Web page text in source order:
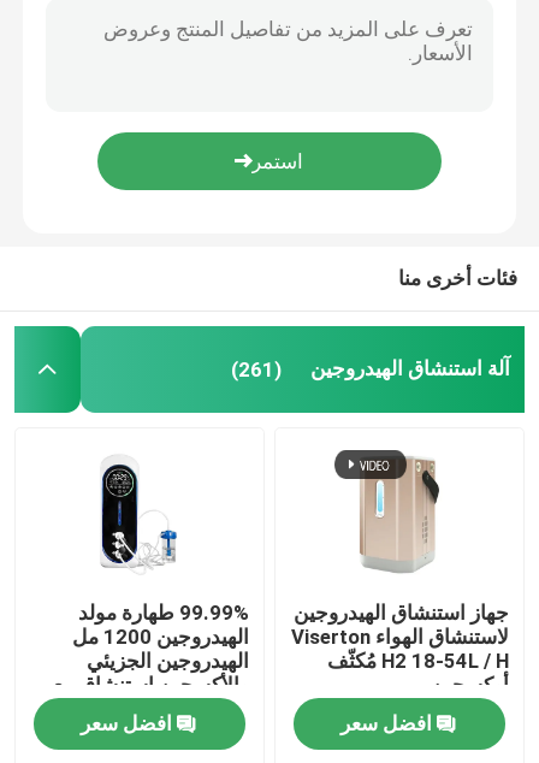
آلة الماء الغني بالهيدروجين
أجهزة تنقية المياه المنزلية
تنقية المياه
فلتر مياه RO
زجاجة الهيدروجين
مُستجيب اختبار الهيدروجين
ملحقات جهاز استنشاق الهيدروجين
غرفة جزيئات الهيدروجين
فئات أخرى منا
آلة استنشاق الهيدروجين (261)
جهاز استنشاق الهيدروجين
لاستنشاق الهواء Viserton
H2 18-54L / H مُكثّف
أوكسجين
افضل سعر
99.99% طهارة مولد
الهيدروجين 1200 مل
الهيدروجين الجزيئي
والأكسجين استنشاق مع
حمام الهيدروجين
افضل سعر